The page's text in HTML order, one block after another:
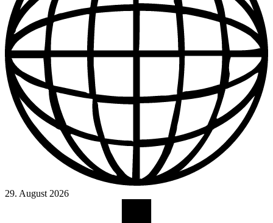
29. August 2026